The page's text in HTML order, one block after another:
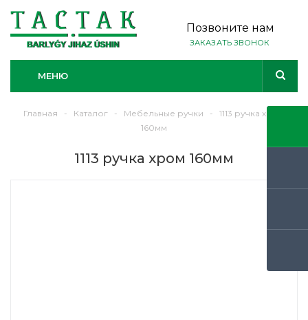
Позвоните нам
ЗАКАЗАТЬ ЗВОНОК
МЕНЮ
Главная - Каталог - Мебельные ручки -
1113 ручка хром
160мм
1113 ручка хром 160мм